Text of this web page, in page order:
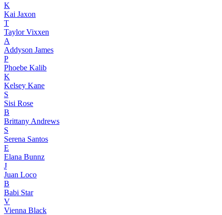
K
Kai Jaxon
T
Taylor Vixxen
A
Addyson James
P
Phoebe Kalib
K
Kelsey Kane
S
Sisi Rose
B
Brittany Andrews
S
Serena Santos
E
Elana Bunnz
J
Juan Loco
B
Babi Star
V
Vienna Black